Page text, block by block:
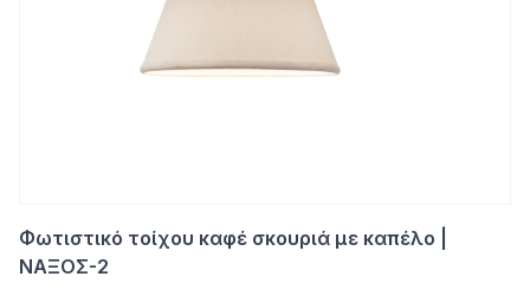
Φωτιστικό τοίχου καφέ σκουριά με καπέλο |
ΝΑΞΟΣ-2